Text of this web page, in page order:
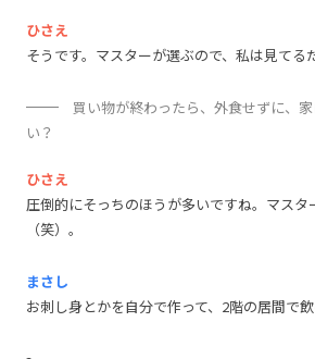
ひさえ
そうです。マスターが選ぶので、私は見てる
買い物が終わったら、外食せずに、
い？
ひさえ
圧倒的にそっちのほうが多いですね。マスタ
（笑）。
まさし
お刺し身とかを自分で作って、2階の居間で飲